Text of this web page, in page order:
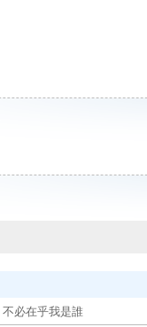
不必在乎我是誰